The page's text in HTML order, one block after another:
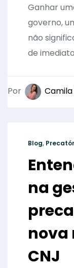
Ganhar
governo,
não
de
Por
Blog,
na
nova
CNJ